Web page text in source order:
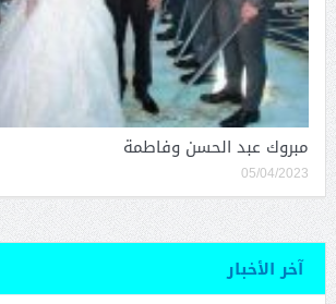
مبروك عبد الحسن وفاطمة
05/04/2023
آخر الأخبار